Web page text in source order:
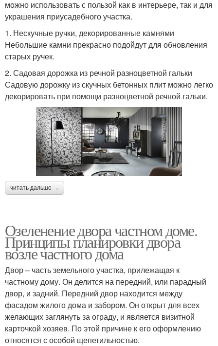
можно использовать с пользой как в интерьере, так и для
украшения приусадебного участка.
1. Нескучные ручки, декорированные камнями
Небольшие камни прекрасно подойдут для обновления
старых ручек.
2. Садовая дорожка из речной разноцветной гальки
Садовую дорожку из скучных бетонных плит можно легко
декорировать при помощи разноцветной речной гальки.
читать дальше →
Озеленение двора частном доме.
Принципы планировки двора
возле частного дома
Двор – часть земельного участка, прилежащая к
частному дому. Он делится на передний, или парадный
двор, и задний. Передний двор находится между
фасадом жилого дома и забором. Он открыт для всех
желающих заглянуть за ограду, и является визитной
карточкой хозяев. По этой причине к его оформлению
относятся с особой щепетильностью.